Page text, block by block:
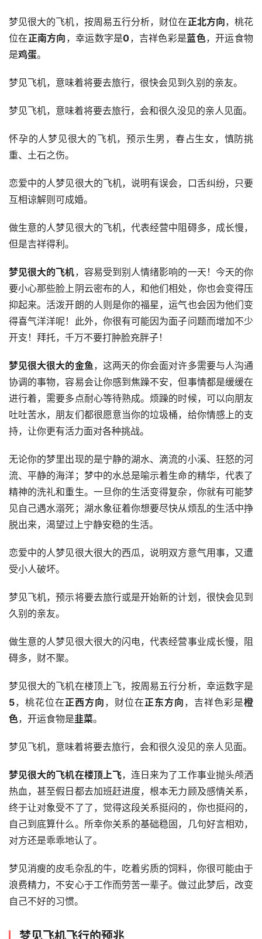
梦见很大的飞机，按周易五行分析，财位在正北方向，桃花
位在正南方向 ，幸运数字是0，吉祥色彩是蓝色，开运食物
是鸡蛋。
梦见飞机，意味着将要去旅行，很快会见到久别的亲友。
梦见飞机，意味着将要去旅行，会和很久没见的亲人见面。
怀孕的人梦见很大的飞机，预示生男，春占生女，慎防挑
重、土石之伤。
恋爱中的人梦见很大的飞机，说明有误会，口舌纠纷，只要
互相谅解则可成婚。
做生意的人梦见很大的飞机，代表经营中阻碍多，成长慢，
但是吉祥得利。
梦见很大的飞机，容易受到别人情绪影响的一天！今天的你
要小心那些脸上阴云密布的人，和他们相处，你也会变得压
抑起来。活泼开朗的人则是你的福星，运气也会因为他们变
得喜气洋洋呢！此外，你很有可能因为面子问题而增加不少
开支！拜托，千万不要打肿脸充胖子！
梦见很大很大的金鱼 ，这两天的你会面对许多需要与人沟通
协调的事物，容易会让你感到焦躁不安，但事情都是缓缓在
进行着，需要多点耐心等待熟成。烦躁的时候，可以向朋友
吐吐苦水，朋友们都很愿意当你的垃圾桶，给你情感上的支
持，让你更有活力面对各种挑战。
无论你的梦里出现的是宁静的湖水、滴流的小溪、狂怒的河
流、平静的海洋；梦中的水总是喻示着生命的精华，代表了
精神的洗礼和重生。一旦你的生活变得复杂，你就有可能梦
见自己遇水溺死；湖水象征着你想要尽快从烦乱的生活中挣
脱出来，渴望过上宁静安稳的生活。
恋爱中的人梦见很大很大的西瓜，说明双方意气用事，又遭
受小人破坏。
梦见飞机，预示将要去旅行或是开始新的计划，很快会见到
久别的亲友。
做生意的人梦见很大很大的闪电，代表经营事业成长慢，阻
碍多，财不聚。
梦见很大的飞机在楼顶上飞，按周易五行分析，幸运数字是
5，桃花位在正西方向 ，财位在正东方向 ，吉祥色彩是橙
色，开运食物是韭菜。
梦见飞机，意味着将要去旅行，会和很久没见的亲人见面。
梦见很大的飞机在楼顶上飞，连日来为了工作事业抛头颅洒
热血，甚至假日都去加班赶进度，根本无力顾及感情关系，
终于让对象受不了了，觉得这段关系挺闷的，你也挺闷的，
自己到底算什么。所幸你关系的基础稳固，几句好言相劝，
对方还是乖乖地认了。
梦见消瘦的皮毛杂乱的牛，吃着劣质的饲料，你很可能由于
浪费精力，不安心于工作而劳苦一辈子。做过此梦后，改变
自己不好的习惯。
梦见飞机飞行的预兆